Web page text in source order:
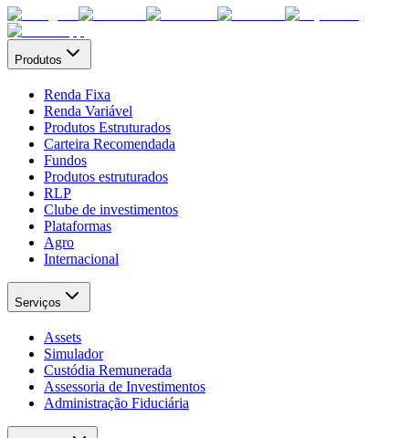
Produtos
Renda Fixa
Renda Variável
Produtos Estruturados
Carteira Recomendada
Fundos
Produtos estruturados
RLP
Clube de investimentos
Plataformas
Agro
Internacional
Serviços
Assets
Simulador
Custódia Remunerada
Assessoria de Investimentos
Administração Fiduciária